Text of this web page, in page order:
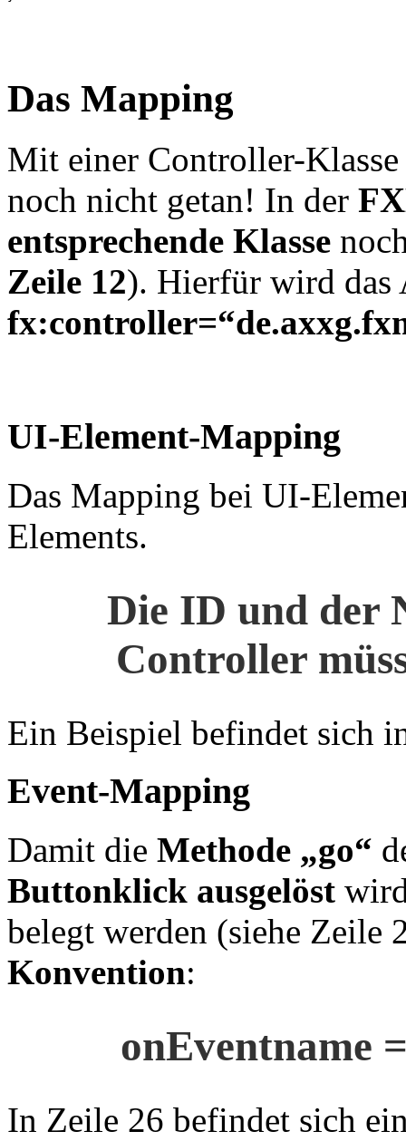
Das Mapping
Mit einer Controller-
noch nicht getan! In der
entsprechende Klasse
Zeile 12). Hierfür wird das
UI-Element-Mapping
Das Mapping bei UI-
Elements.
Die ID und der
Controller
Ein Beispiel befindet sich
Event-Mapping
Damit die Methode „go“
Buttonklick ausgelöst
belegt werden (siehe Zeile
Konvention:
onEventname
In Zeile 26 befindet sich